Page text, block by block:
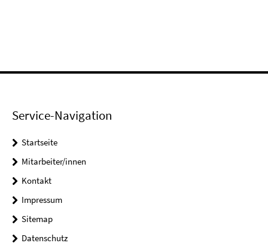
Service-Navigation
Startseite
Mitarbeiter/innen
Kontakt
Impressum
Sitemap
Datenschutz